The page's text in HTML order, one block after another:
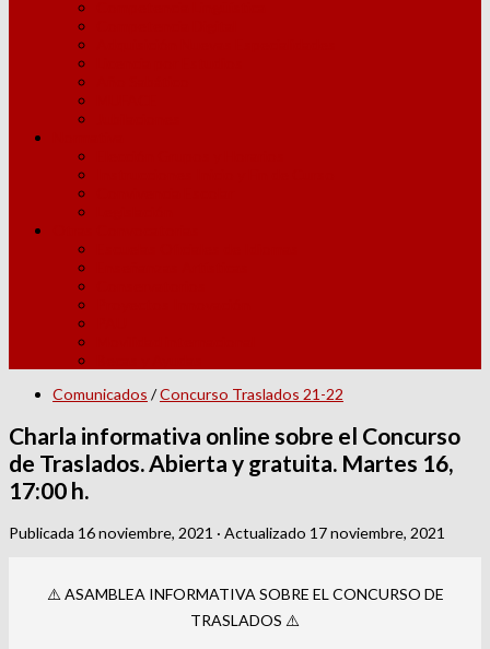
Comunicados /Concurso Traslados 21-22
Charla informativa online sobre el Concurso
de Traslados. Abierta y gratuita. Martes 16,
17:00 h.
Publicada 16 noviembre, 2021 · Actualizado 17 noviembre, 2021
⚠️ ASAMBLEA INFORMATIVA SOBRE EL CONCURSO DE
TRASLADOS ⚠️